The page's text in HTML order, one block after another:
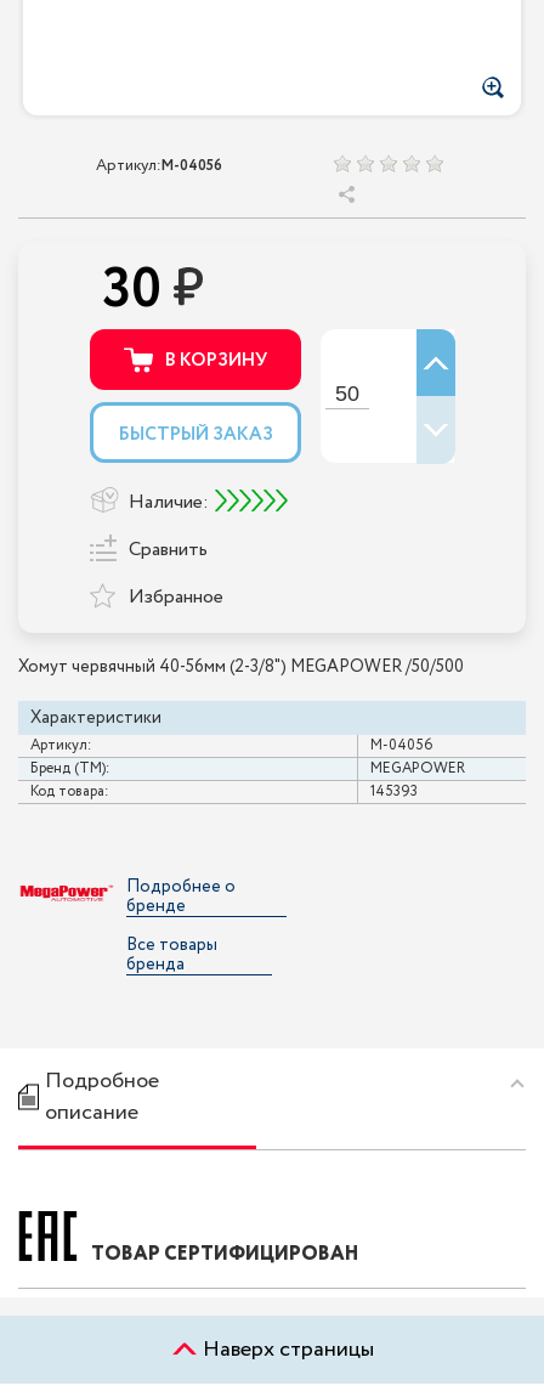
Артикул:M-04056
Хомут червячный 40-56мм (2-3/8") MEGAPOWER /50/500
Характеристики
Артикул:
M-04056
Бренд (ТМ):
MEGAPOWER
Код товара:
145393
30
В КОРЗИНУ
БЫСТРЫЙ ЗАКАЗ
Наличие:
Сравнить
Избранное
Подробнее о
бренде
Все товары
бренда
Подробное
описание
ТОВАР СЕРТИФИЦИРОВАН
Наверх страницы